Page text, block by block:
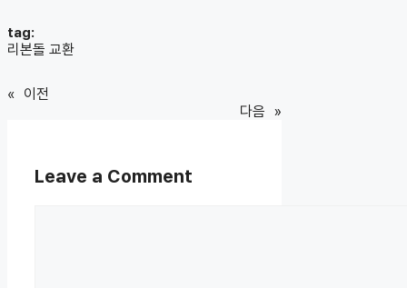
tag:
리본돌 교환
« 이전
다음 »
Leave a Comment